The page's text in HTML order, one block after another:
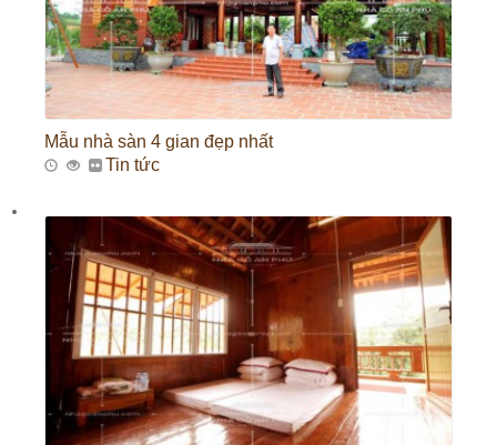
Mẫu nhà sàn 4 gian đẹp nhất
Tin tức